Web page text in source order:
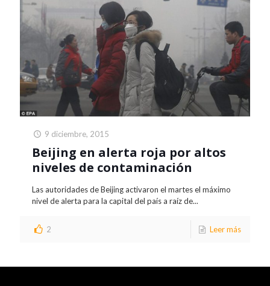
9 diciembre, 2015
Beijing en alerta roja por altos
niveles de contaminación
Las autoridades de Beijing activaron el martes el máximo
nivel de alerta para la capital del país a raíz de...
2 Leer más